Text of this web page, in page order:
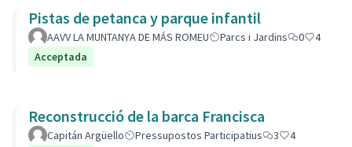
Pistas de petanca y parque infantil
AAVV LA MUNTANYA DE MÁS ROMEU Parcs i Jardins 0
4
Acceptada
Reconstrucció de la barca Francisca
Capitán Argüello Pressupostos Participatius 3
4